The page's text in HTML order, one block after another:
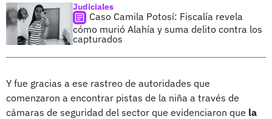
Judiciales
Caso Camila Potosí: Fiscalía revela
cómo murió Alahía y suma delito contra los
capturados
Y fue gracias a ese rastreo de autoridades que
comenzaron a encontrar pistas de la niña a través de
cámaras de seguridad del sector que evidenciaron que la